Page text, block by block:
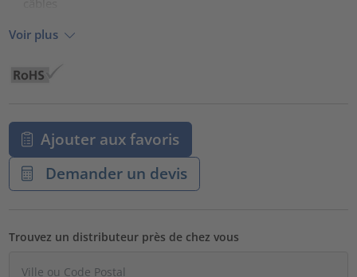
Voir plus
Ajouter aux favoris
Demander un devis
Trouvez un distributeur près de chez vous